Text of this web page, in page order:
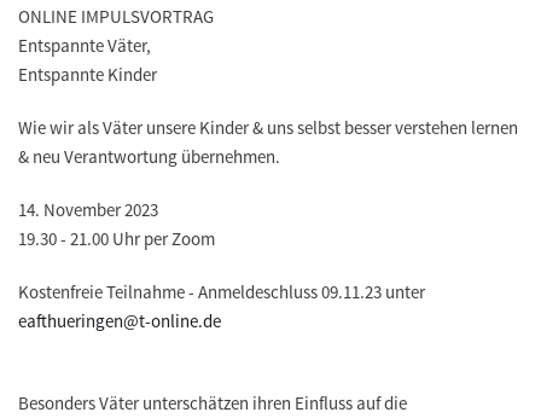
ONLINE IMPULSVORTRAG
Entspannte Väter,
Entspannte Kinder
Wie wir als Väter unsere Kinder & uns selbst besser verstehen lernen
& neu Verantwortung übernehmen.
14. November 2023
19.30 - 21.00 Uhr per Zoom
Kostenfreie Teilnahme - Anmeldeschluss 09.11.23 unter
eafthueringen@t-online.de
Besonders Väter unterschätzen ihren Einfluss auf die